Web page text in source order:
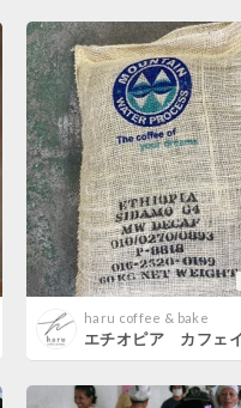
haru coffee & bake